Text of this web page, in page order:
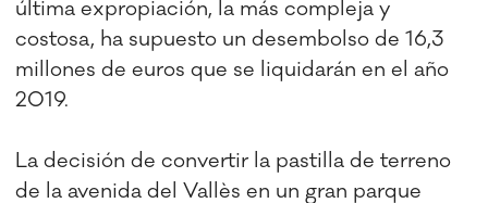
última expropiación, la más compleja y
costosa, ha supuesto un desembolso de 16,3
millones de euros que se liquidarán en el año
2019.
La decisión de convertir la pastilla de terreno
de la avenida del Vallès en un gran parque